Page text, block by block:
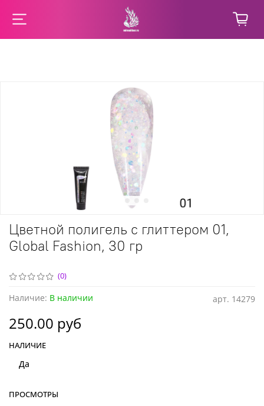
(0)
арт. 14279
Наличие: В наличии
Цветной полигель с глиттером 01,
Global Fashion, 30 гр
250.00 руб
НАЛИЧИЕ
Да
ПРОСМОТРЫ